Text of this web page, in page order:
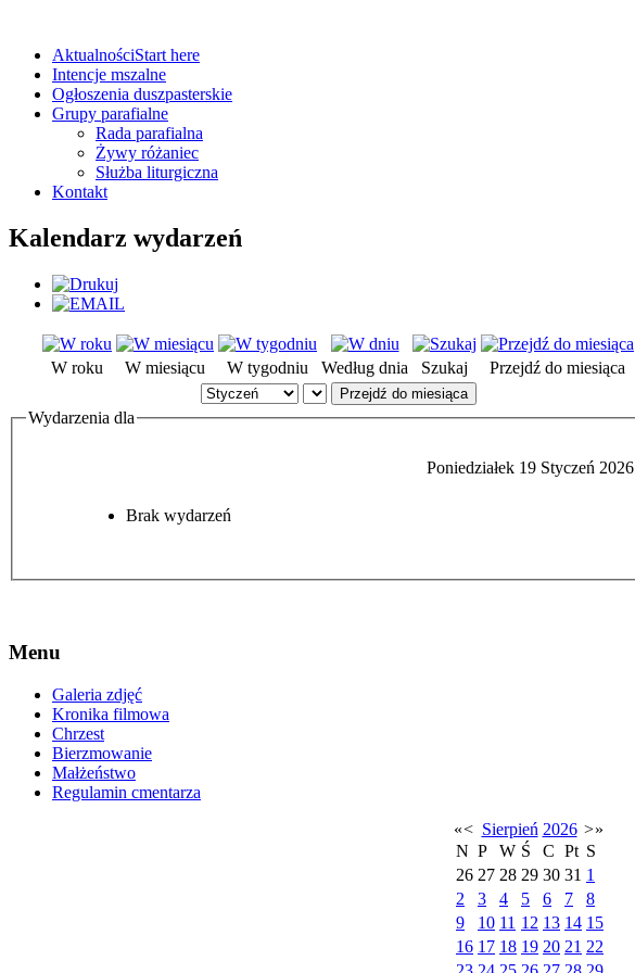
AktualnościStart here
Intencje mszalne
Ogłoszenia duszpasterskie
Grupy parafialne
Rada parafialna
Żywy różaniec
Służba liturgiczna
Kontakt
Kalendarz wydarzeń
W roku W miesiącu W tygodniu Według dnia Szukaj Przejdź do miesiąca
Przejdź do miesiąca
Wydarzenia dla
Poniedziałek 19 Styczeń 2026
Brak wydarzeń
Menu
Galeria zdjęć
Kronika filmowa
Chrzest
Bierzmowanie
Małżeństwo
Regulamin cmentarza
«< Sierpień 2026 >»
N P W Ś C Pt S
26 27 28 29 30 31 1
2
3 4 5 6 7
8
9
10 11 12 13 14 15
16 17 18 19 20 21 22